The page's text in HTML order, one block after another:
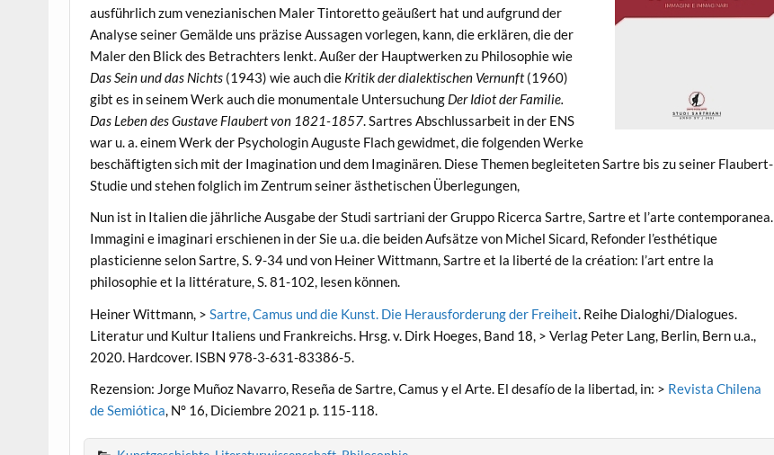
ausführlich zum venezianischen Maler Tintoretto geäußert hat und aufgrund der
Analyse seiner Gemälde uns präzise Aussagen vorlegen, kann, die erklären, die der
Maler den Blick des Betrachters lenkt. Außer der Hauptwerken zu Philosophie wie
Das Sein und das Nichts (1943) wie auch die Kritik der dialektischen Vernunft(1960)
gibt es in seinem Werk auch die monumentale Untersuchung Der Idiot der Familie.
Das Leben des Gustave Flaubert von 1821-1857. Sartres Abschlussarbeit in der ENS
war u. a. einem Werk der Psychologin Auguste Flach gewidmet, die folgenden Werke
beschäftigten sich mit der Imagination und dem Imaginären. Diese Themen begleiteten Sartre bis zu seiner Flaubert-
Studie und stehen folglich im Zentrum seiner ästhetischen Überlegungen,
Nun ist in Italien die jährliche Ausgabe der Studi sartriani der Gruppo Ricerca Sartre, Sartre et l’arte contemporanea.
Immagini e imaginari erschienen in der Sie u.a. die beiden Aufsätze von Michel Sicard, Refonder l’esthétique
plasticienne selon Sartre, S. 9-34 und von Heiner Wittmann, Sartre et la liberté de la création: l’art entre la
philosophie et la littérature, S. 81-102, lesen können.
Heiner Wittmann, > Sartre, Camus und die Kunst. Die Herausforderung der Freiheit . Reihe Dialoghi/Dialogues.
Literatur und Kultur Italiens und Frankreichs. Hrsg. v. Dirk Hoeges, Band 18, > Verlag Peter Lang, Berlin, Bern u.a.,
2020. Hardcover. ISBN 978-3-631-83386-5.
Rezension: Jorge Muñoz Navarro, Reseña de Sartre, Camus y el Arte. El desafío de la libertad, in: > Revista Chilena
de Semiótica, N° 16, Diciembre 2021 p. 115-118.